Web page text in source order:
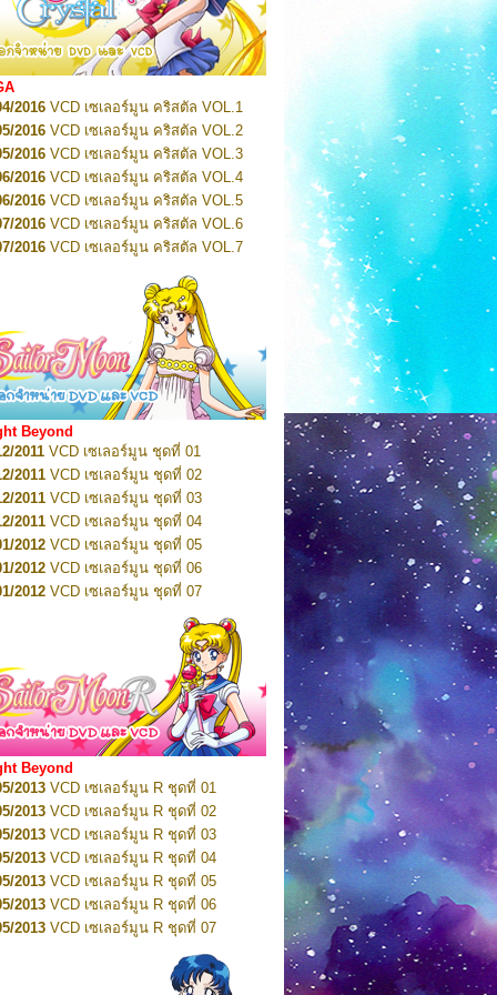
Pretty Guardian Sailor Moon Eternal
1
Pretty Guardian Sailor Moon Eternal
2
Pretty Guardian Sailor Moon Eternal
3
Pretty Guardian Sailor Moon Eternal
4
Pretty Guardian Sailor Moon Eternal
5
Pretty Guardian Sailor Moon Eternal
6
Pretty Guardian Sailor Moon Eternal
7
Pretty Guardian Sailor Moon Eternal
Pretty Guardian Sailor Moon Eternal
Pretty Guardian Sailor Moon Eternal
10
2026Code Name: Sailor V 1
2026Code Name: Sailor V 2
2016 VCD เซเลอร์มูน คริสตัล VOL.1
2016 VCD เซเลอร์มูน คริสตัล VOL.2
2016 VCD เซเลอร์มูน คริสตัล VOL.3
2016 VCD เซเลอร์มูน คริสตัล VOL.4
2016 VCD เซเลอร์มูน คริสตัล VOL.5
2016 VCD เซเลอร์มูน คริสตัล VOL.6
2016 VCD เซเลอร์มูน คริสตัล VOL.7
VCD เซเลอร์มูน คริสตัล VOL.9
VCD เซเลอร์มูน คริสตัล VOL.10
2016
VCD เซเลอร์มูน คริสตัล VOL.11
2016VCD เซเลอร์มูน คริสตัล VOL.12
2016VCD เซเลอร์มูน คริสตัล VOL.13
2016 DVD เซเลอร์มูน คริสตัล VOL.1
2016DVD เซเลอร์มูน คริสตัล VOL.2
2016 DVD เซเลอร์มูน คริสตัล VOL.3
2016 DVD เซเลอร์มูน คริสตัล VOL.4
2016 DVD เซเลอร์มูน คริสตัล VOL.5
2016 DVD เซเลอร์มูน คริสตัล VOL.6
2016DVD เซเลอร์มูน คริสตัล VOL.7
2016DVD เซเลอร์มูน คริสตัล VOL.8
2017 DVD เซเลอร์มูน คริสตัล Box-Set
Beyond
2011 VCD เซเลอร์มูน ชุดที่ 01
2011 VCD เซเลอร์มูน ชุดที่ 02
2011 VCD เซเลอร์มูน ชุดที่ 03
2011 VCD เซเลอร์มูน ชุดที่ 04
2012 VCD เซเลอร์มูน ชุดที่ 05
2012 VCD เซเลอร์มูน ชุดที่ 06
2012 VCD เซเลอร์มูน ชุดที่ 07
VCD เซเลอร์มูน ชุดที่ 08
VCD เซเลอร์มูน ชุดที่ 09
VCD เซเลอร์มูน ชุดที่ 10
2012VCD เซเลอร์มูน ชุดที่ 11
2012VCD เซเลอร์มูน ชุดที่ 12
2012VCD เซเลอร์มูน ชุดที่ 13
2012VCD เซเลอร์มูน ชุดที่ 14
2012 VCD เซเลอร์มูน ชุดที่ 15
VCD เซเลอร์มูน ชุดที่ 16
VCD เซเลอร์มูน ชุดที่ 17
VCD เซเลอร์มูน ชุดที่ 18
VCD เซเลอร์มูน ชุดที่ 19
VCD เซเลอร์มูน ชุดที่ 20
VCD เซเลอร์มูน ชุดที่ 21
VCD เซเลอร์มูน ชุดที่ 22
VCD เซเลอร์มูน ชุดที่ 23
DVD เซเลอร์มูน ชุดที่ 01
Beyond
2013 VCD เซเลอร์มูน R ชุดที่ 01
2013 VCD เซเลอร์มูน R ชุดที่ 02
2013 VCD เซเลอร์มูน R ชุดที่ 03
2013 VCD เซเลอร์มูน R ชุดที่ 04
2013 VCD เซเลอร์มูน R ชุดที่ 05
2013 VCD เซเลอร์มูน R ชุดที่ 06
2013 VCD เซเลอร์มูน R ชุดที่ 07
VCD เซเลอร์มูน R ชุดที่ 08
VCD เซเลอร์มูน R ชุดที่ 09